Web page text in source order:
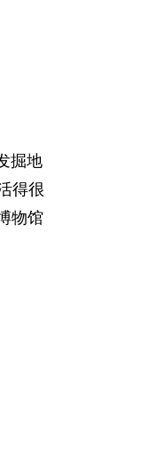
掘地
得很
物馆